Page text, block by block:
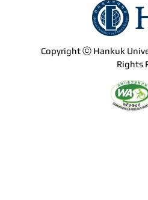
Copyright ⓒ Hankuk
Rights